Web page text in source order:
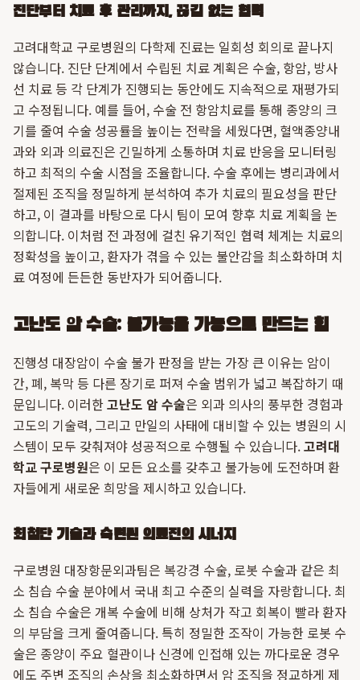
진단부터 치료 후 관리까지, 끊김 없는 협력
고려대학교 구로병원의 다학제 진료는 일회성 회의로 끝나지
않습니다. 진단 단계에서 수립된 치료 계획은 수술, 항암, 방사
선 치료 등 각 단계가 진행되는 동안에도 지속적으로 재평가되
고 수정됩니다. 예를 들어, 수술 전 항암치료를 통해 종양의 크
기를 줄여 수술 성공률을 높이는 전략을 세웠다면, 혈액종양내
과와 외과 의료진은 긴밀하게 소통하며 치료 반응을 모니터링
하고 최적의 수술 시점을 조율합니다. 수술 후에는 병리과에서
절제된 조직을 정밀하게 분석하여 추가 치료의 필요성을 판단
하고, 이 결과를 바탕으로 다시 팀이 모여 향후 치료 계획을 논
의합니다. 이처럼 전 과정에 걸친 유기적인 협력 체계는 치료의
정확성을 높이고, 환자가 겪을 수 있는 불안감을 최소화하며 치
료 여정에 든든한 동반자가 되어줍니다.
고난도 암 수술: 불가능을 가능으로 만드는 힘
진행성 대장암이 수술 불가 판정을 받는 가장 큰 이유는 암이
간, 폐, 복막 등 다른 장기로 퍼져 수술 범위가 넓고 복잡하기 때
문입니다. 이러한고난도 암 수술은 외과 의사의 풍부한 경험과
고도의 기술력, 그리고 만일의 사태에 대비할 수 있는 병원의 시
스템이 모두 갖춰져야 성공적으로 수행될 수 있습니다.고려대
학교 구로병원은 이 모든 요소를 갖추고 불가능에 도전하며 환
자들에게 새로운 희망을 제시하고 있습니다.
최첨단 기술과 숙련된 의료진의 시너지
구로병원 대장항문외과팀은 복강경 수술, 로봇 수술과 같은 최
소 침습 수술 분야에서 국내 최고 수준의 실력을 자랑합니다. 최
소 침습 수술은 개복 수술에 비해 상처가 작고 회복이 빨라 환자
의 부담을 크게 줄여줍니다. 특히 정밀한 조작이 가능한 로봇 수
술은 종양이 주요 혈관이나 신경에 인접해 있는 까다로운 경우
에도 주변 조직의 손상을 최소화하면서 암 조직을 정교하게 제